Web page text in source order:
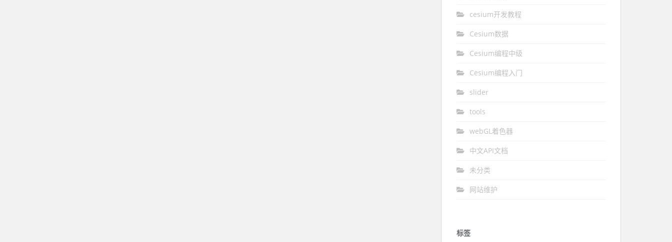
cesium开发教程
Cesium数据
Cesium编程中级
Cesium编程入门
slider
tools
webGL着色器
中文API文档
未分类
网站维护
标签